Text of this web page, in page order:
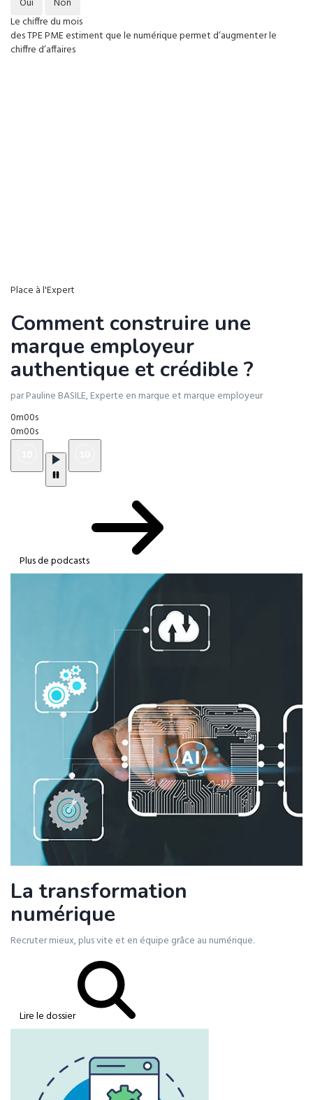
Le chiffre du mois
des TPE PME estiment que le numérique permet d’augmenter le
chiffre d’affaires
Place à l'Expert
Comment construire une
marque employeur
authentique et crédible ?
par Pauline BASILE, Experte en marque et marque employeur
0m00s
0m00s
Plus de podcasts
La transformation
numérique
Recruter mieux, plus vite et en équipe grâce au numérique.
Lire le dossier